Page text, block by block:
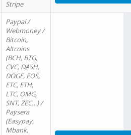
Stripe
Paypal /
Webmoney /
Bitcoin,
Altcoins
(BCH, BTG,
CVC, DASH,
DOGE, EOS,
ETC, ETH,
LTC, OMG,
SNT, ZEC…) /
Paysera
(Easypay,
Mbank,